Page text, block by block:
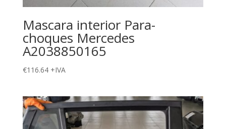
Mascara interior Para-
choques Mercedes
A2038850165
€116.64 +IVA